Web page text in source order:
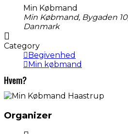
Min Købmand
Min Købmand, Bygaden
Danmark
Category
Begivenhed
Min købmand
Hvem?
Organizer